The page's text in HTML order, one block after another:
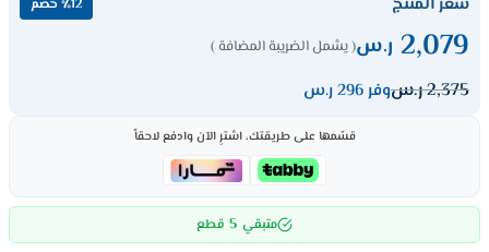
سعر المنتج ٪12 خصم
2,079 ر.س( يشمل الضريبة المضافة )
2,375ر.سوفر 296 ر.س
قسّمها على طريقتك، اشترِ الآن وادفع لاحقاً
متبقي 5 قطع